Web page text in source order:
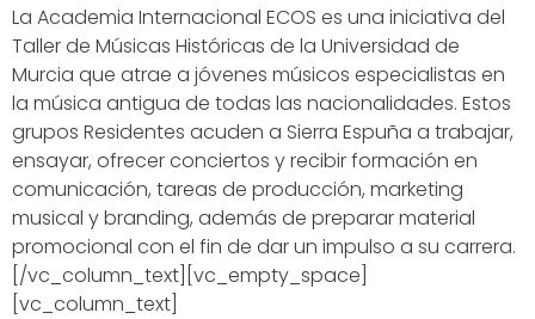
La Academia Internacional ECOS es una iniciativa del
Taller de Músicas Históricas de la Universidad de
Murcia que atrae a jóvenes músicos especialistas en
la música antigua de todas las nacionalidades. Estos
grupos Residentes acuden a Sierra Espuña a trabajar,
ensayar, ofrecer conciertos y recibir formación en
comunicación, tareas de producción, marketing
musical y branding, además de preparar material
promocional con el fin de dar un impulso a su carrera.
[/vc_column_text][vc_empty_space]
[vc_column_text]